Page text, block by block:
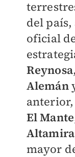
del
oficial
Reynosa
Alemán
El Mante
Altamira
mayor